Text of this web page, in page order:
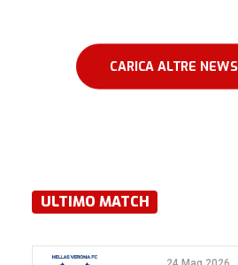
CARICA ALTRE NEWS
ULTIMO MATCH